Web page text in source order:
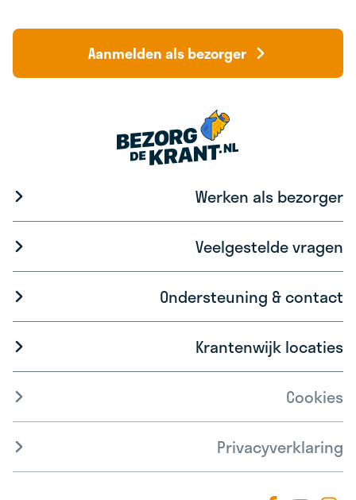
Aanmelden als bezorger
Werken als bezorger
Veelgestelde vragen
Ondersteuning & contact
Krantenwijk locaties
Cookies
Privacyverklaring